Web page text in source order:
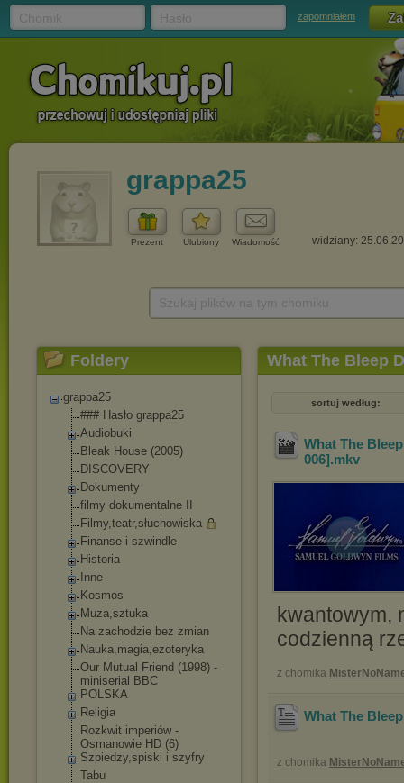
zapomniałem
grappa25
Prezent Ulubiony Wiadomość widziany:
Foldery
grappa25
### Hasło grappa25
Audiobuki
Bleak House (2005)
DISCOVERY
Dokumenty
filmy dokumentalne II
Filmy,teatr,słuchowiska
Finanse i szwindle
Historia
Inne
Kosmos
Muza,sztuka
Na zachodzie bez zmian
Nauka,magia,ezoteryka
Our Mutual Friend (1998) -
miniserial BBC
POLSKA
Religia
Rozkwit imperiów -
Osmanowie HD (6)
Szpiedzy,spiski i szyfry
Tabu
What The Bleep
sortuj według:
What The
006] .mkv
kwantowym,
codzienną
z chomika
What The
z chomika